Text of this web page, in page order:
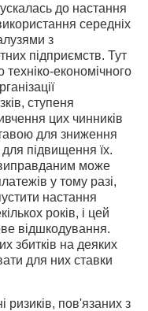
до настання
середніх
з
підприємств. Тут
економічного
ступеня
цих чинників
для зниження
підвищення їх.
виправданим може
у тому разі,
настання
років, і цей
відшкодування.
збитків на деяких
для них ставки
ризиків, пов'язаних з